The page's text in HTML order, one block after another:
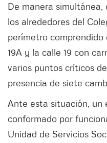
De manera
los alrededores del
perímetro comprendido
19A y la calle 19 con
varios puntos críticos
presencia de siete
Ante esta situación, un
conformado por
Unidad de Servicios